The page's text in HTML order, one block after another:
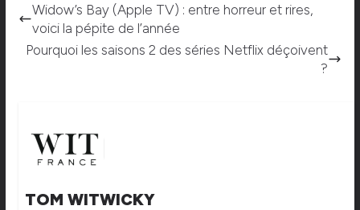
Widow’s Bay (Apple TV) : entre horreur et rires,
voici la pépite de l’année
Pourquoi les saisons 2 des séries Netflix déçoivent
?
TOM WITWICKY